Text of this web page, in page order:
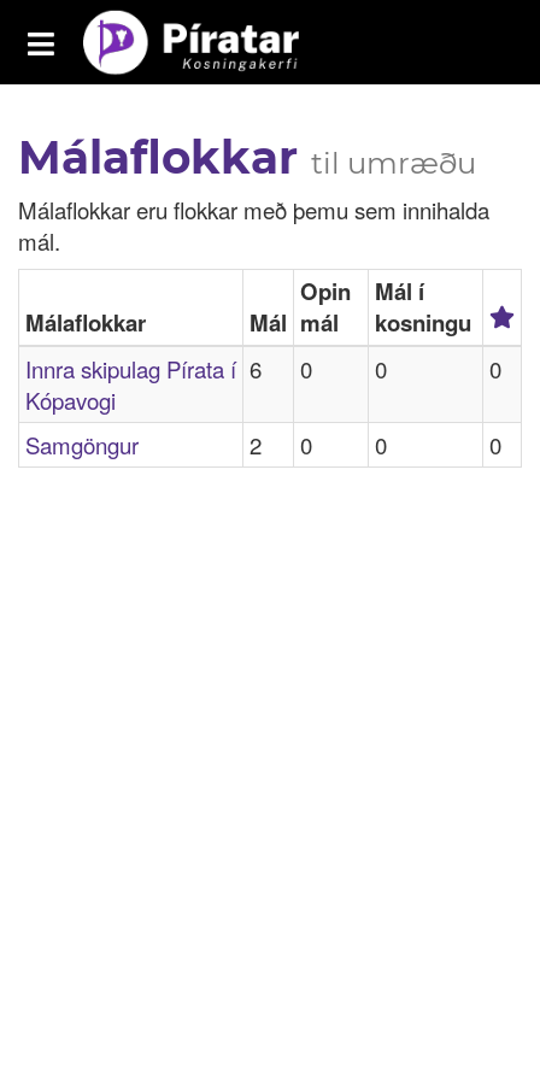
Toggle
navigation
Yfirlit
Mál
Kosningar
Samþykktir
Grasrótarinn
Fréttavefur
Málaflokkar til umræðu
Málaflokkar eru flokkar með þemu sem innihalda
mál.
Málaflokkar Mál
Opin
mál
Mál í
kosningu
Innra skipulag Pírata í
Kópavogi
6 0 0 0
Samgöngur 2 0 0 0